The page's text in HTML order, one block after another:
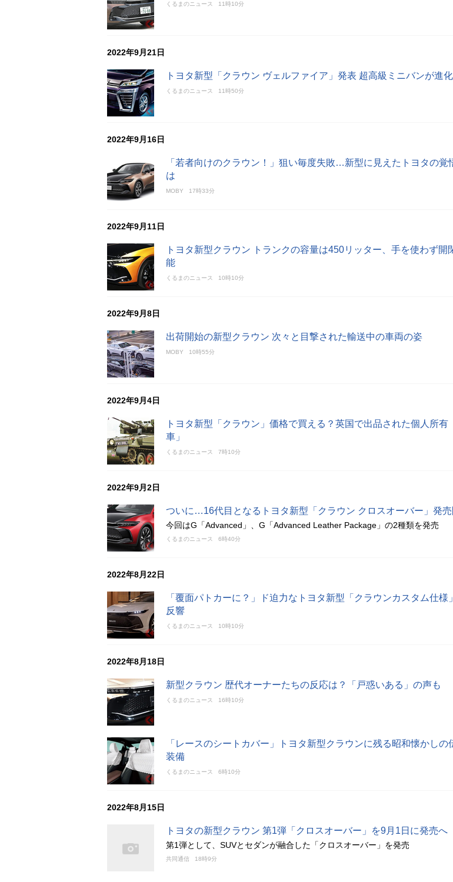
くるまのニュース 11時10分
2022年9月21日
トヨタ新型「クラウン ヴェルファイア」発表 超高級ミニバンが進化
くるまのニュース 11時50分
2022年9月16日
「若者向けのクラウン！」狙い毎度失敗…新型に見えたトヨタの覚
は
MOBY 17時33分
2022年9月11日
トヨタ新型クラウン トランクの容量は450リッター、手を使わず開
能
くるまのニュース 10時10分
2022年9月8日
出荷開始の新型クラウン 次々と目撃された輸送中の車両の姿
MOBY 10時55分
2022年9月4日
トヨタ新型「クラウン」価格で買える？英国で出品された個人所有
車」
くるまのニュース 7時10分
2022年9月2日
ついに…16代目となるトヨタ新型「クラウン クロスオーバー」発
今回はG「Advanced」、G「Advanced Leather Package」の2種類を発売
くるまのニュース 6時40分
2022年8月22日
「覆面パトカーに？」ド迫力なトヨタ新型「クラウンカスタム仕様
反響
くるまのニュース 10時10分
2022年8月18日
新型クラウン 歴代オーナーたちの反応は？「戸惑いある」の声も
くるまのニュース 16時10分
「レースのシートカバー」トヨタ新型クラウンに残る昭和懐かしの
装備
くるまのニュース 6時10分
2022年8月15日
トヨタの新型クラウン 第1弾「クロスオーバー」を9月1日に発売へ
第1弾として、SUVとセダンが融合した「クロスオーバー」を発売
共同通信 18時9分